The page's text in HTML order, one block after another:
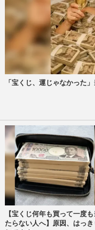
「宝くじ、運じゃなかった
【宝くじ何年も買って一度も
たらない人へ】原因、はっき